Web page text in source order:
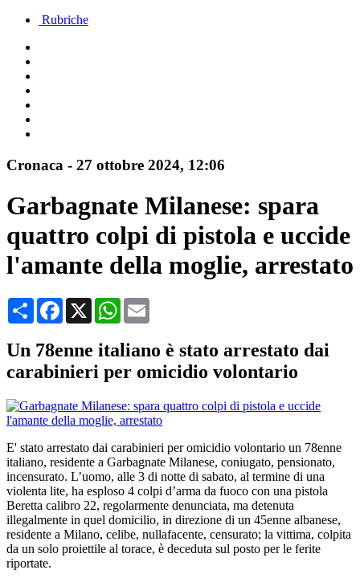
Rubriche
Cronaca - 27 ottobre 2024, 12:06
Garbagnate Milanese: spara
quattro colpi di pistola e uccide
l'amante della moglie, arrestato
CondividiFacebook
X WhatsApp
Un 78enne italiano è stato arrestato dai
carabinieri per omicidio volontario
E' stato arrestato dai carabinieri per omicidio volontario un 78enne
italiano, residente a Garbagnate Milanese, coniugato, pensionato,
incensurato. L’uomo, alle 3 di notte di sabato, al termine di una
violenta lite, ha esploso 4 colpi d’arma da fuoco con una pistola
Beretta calibro 22, regolarmente denunciata, ma detenuta
illegalmente in quel domicilio, in direzione di un 45enne albanese,
residente a Milano, celibe, nullafacente, censurato; la vittima, colpita
da un solo proiettile al torace, è deceduta sul posto per le ferite
riportate.